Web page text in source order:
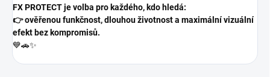
FX PROTECT je volba pro každého, kdo hledá:
👉 ověřenou funkčnost, dlouhou životnost a maximální vizuální
efekt bez kompromisů.
💙🚗✨